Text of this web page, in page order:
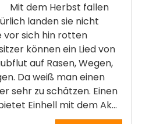
Mit dem Herbst fallen
landen sie nicht
vor sich hin rotten
können ein Lied von
auf Rasen, Wegen,
Da weiß man einen
sehr zu schätzen. Einen
Einhell mit dem Ak...